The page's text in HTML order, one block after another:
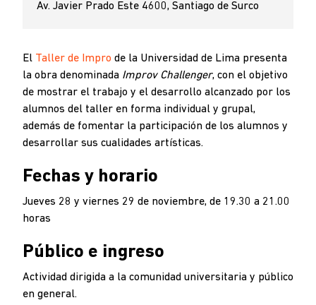
Av. Javier Prado Este 4600, Santiago de Surco
El Taller de Impro de la Universidad de Lima presenta
la obra denominada Improv Challenger, con el objetivo
de mostrar el trabajo y el desarrollo alcanzado por los
alumnos del taller en forma individual y grupal,
además de fomentar la participación de los alumnos y
desarrollar sus cualidades artísticas.
Fechas y horario
Jueves 28 y viernes 29 de noviembre, de 19.30 a 21.00
horas
Público e ingreso
Actividad dirigida a la comunidad universitaria y público
en general.